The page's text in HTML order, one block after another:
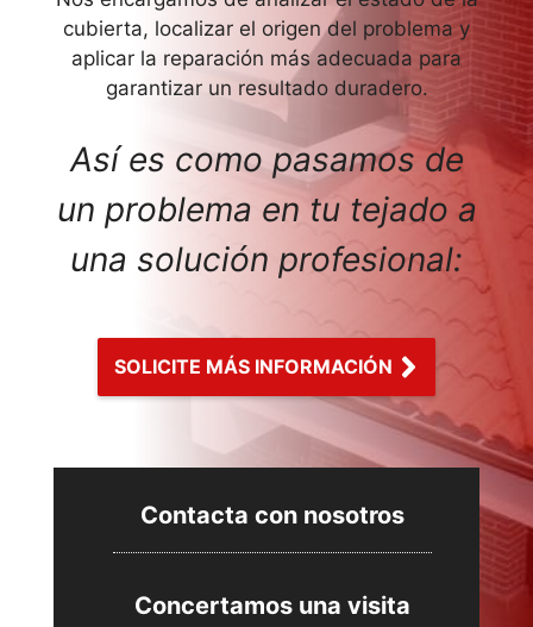
cubierta, localizar el origen del problema y
aplicar la reparación más adecuada para
garantizar un resultado duradero.
Así es como pasamos de
un problema en tu tejado a
una solución profesional:
SOLICITE MÁS INFORMACIÓN
Contacta con nosotros
Concertamos una visita